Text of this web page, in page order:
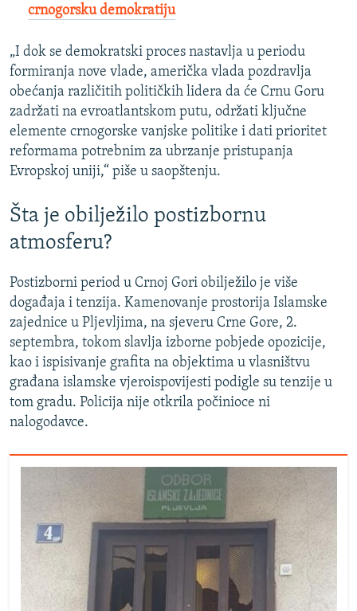
crnogorsku demokratiju
„I dok se demokratski proces nastavlja u periodu
formiranja nove vlade, američka vlada pozdravlja
obećanja različitih političkih lidera da će Crnu Goru
zadržati na evroatlantskom putu, održati ključne
elemente crnogorske vanjske politike i dati prioritet
reformama potrebnim za ubrzanje pristupanja
Evropskoj uniji,“ piše u saopštenju.
Šta je obilježilo postizbornu
atmosferu?
Postizborni period u Crnoj Gori obilježilo je više
događaja i tenzija. Kamenovanje prostorija Islamske
zajednice u Pljevljima, na sjeveru Crne Gore, 2.
septembra, tokom slavlja izborne pobjede opozicije,
kao i ispisivanje grafita na objektima u vlasništvu
građana islamske vjeroispovijesti podigle su tenzije u
tom gradu. Policija nije otkrila počinioce ni
nalogodavce.